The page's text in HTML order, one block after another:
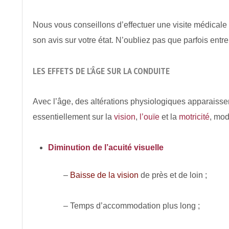
Nous vous conseillons d’effectuer une visite
son avis sur votre état. N’oubliez pas que parfois
LES EFFETS DE L’ÂGE SUR LA CONDUITE
Avec l’âge, des altérations physiologiques
essentiellement sur la vision, l’ouïe et la motricité,
Diminution de l’acuité visuelle
– Baisse de la vision de près et de loin ;
– Temps d’accommodation plus long ;